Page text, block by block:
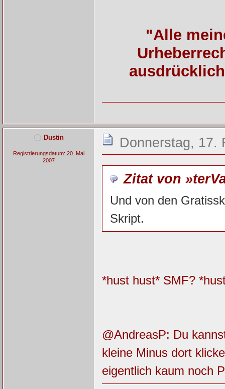
"Alle
Dustin
Registrierungsdatum: 20. Mai
2007
Donnerstag, 17.
Zitat von
Und von den
Skript.
*hust hust* SMF?
@AndreasP: Du
kleine Minus dort
eigentlich kaum noch